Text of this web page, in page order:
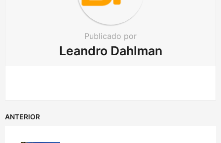
Publicado por
Leandro Dahlman
ANTERIOR